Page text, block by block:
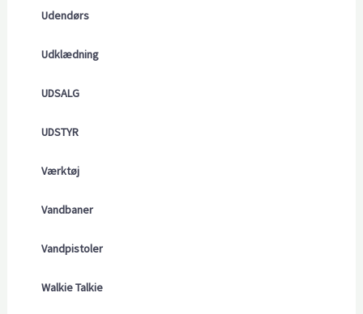
Udendørs
Udklædning
UDSALG
UDSTYR
Værktøj
Vandbaner
Vandpistoler
Walkie Talkie